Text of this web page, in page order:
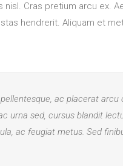
Cras pretium arcu ex.
hendrerit. Aliquam et
ac placerat
urna sed, cursus blandit
ac feugiat metus. Sed